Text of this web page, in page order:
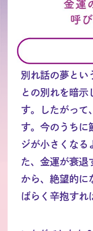
別れ話の夢とい
との別れを暗示
す。したがって
す。今のうちに
ジが小さくなる
た、金運が衰退
から、絶望的に
ばらく辛抱すれ